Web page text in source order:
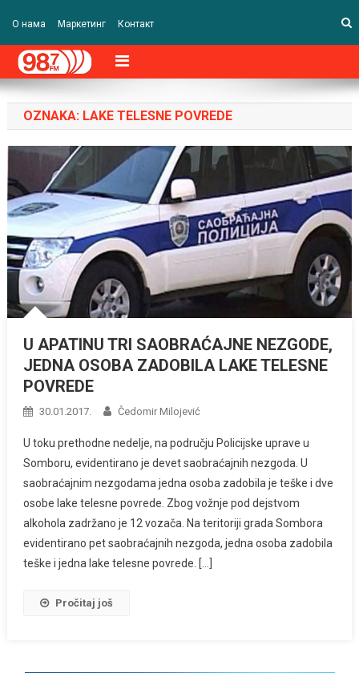
О нама Маркетинг Контакт
OZNAKA: LAKE TELESNE POVREDE
U APATINU TRI SAOBRAĆAJNE NEZGODE,
JEDNA OSOBA ZADOBILA LAKE TELESNE
POVREDE
30.01.2017. Čedomir Milojević
U toku prethodne nedelje, na području Policijske uprave u
Somboru, evidentirano je devet saobraćajnih nezgoda. U
saobraćajnim nezgodama jedna osoba zadobila je teške i dve
osobe lake telesne povrede. Zbog vožnje pod dejstvom
alkohola zadržano je 12 vozača. Na teritoriji grada Sombora
evidentirano pet saobraćajnih nezgoda, jedna osoba zadobila
teške i jedna lake telesne povrede. […]
Pročitaj još